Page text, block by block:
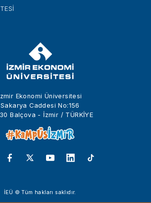
Ekonomi Üniversitesi
Sakarya Caddesi No:156
Balçova - İzmir / TÜRKİYE
İEÜ © Tüm hakları saklıdır.